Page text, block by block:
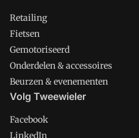
Retailing
Fietsen
Gemotoriseerd
Onderdelen & accessoires
Beurzen & evenementen
Volg Tweewieler
Facebook
LinkedIn